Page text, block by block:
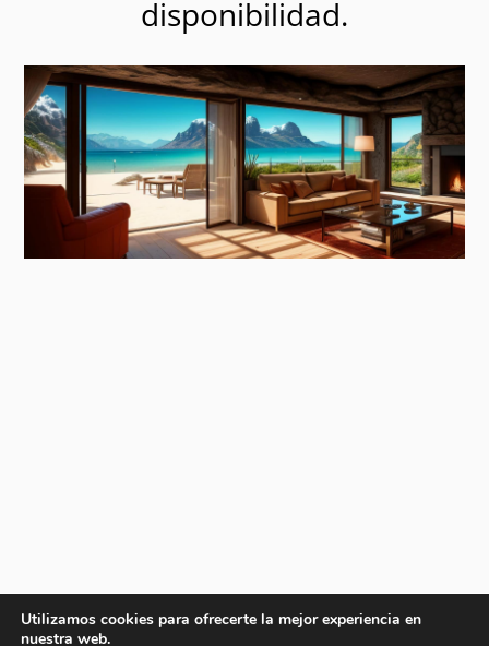
disponibilidad.
Utilizamos cookies para ofrecerte la mejor experiencia en
nuestra web.